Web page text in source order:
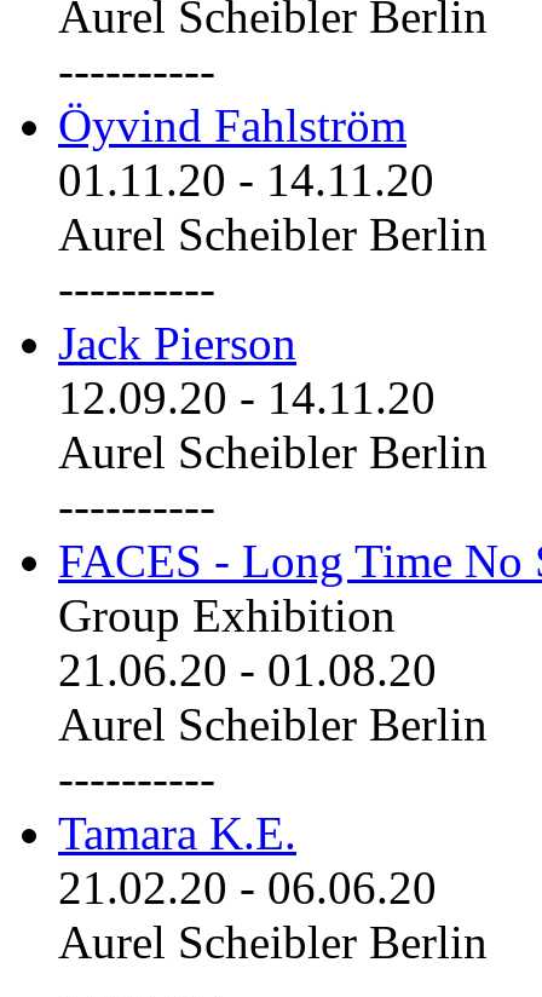
Aurel Scheibler Berlin
----------
Öyvind Fahlström
01.11.20 - 14.11.20
Aurel Scheibler Berlin
----------
Jack Pierson
12.09.20 - 14.11.20
Aurel Scheibler Berlin
----------
FACES - Long Time No
Group Exhibition
21.06.20 - 01.08.20
Aurel Scheibler Berlin
----------
Tamara K.E.
21.02.20 - 06.06.20
Aurel Scheibler Berlin